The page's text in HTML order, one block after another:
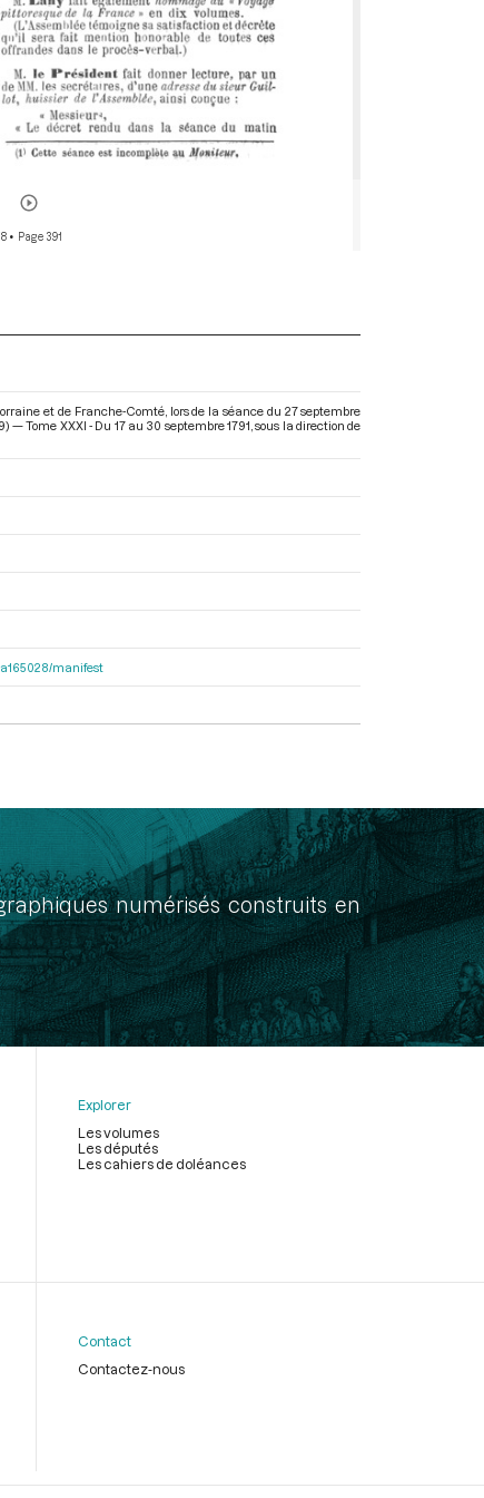
• Page 391
et de Franche-Comté, lors de la séance du 27 septembre
Tome XXXI - Du 17 au 30 septembre 1791 , sous la direction de
manifest
numérisés construits en
Explorer
Les volumes
Les députés
Les cahiers de doléances
Contact
Contactez-nous